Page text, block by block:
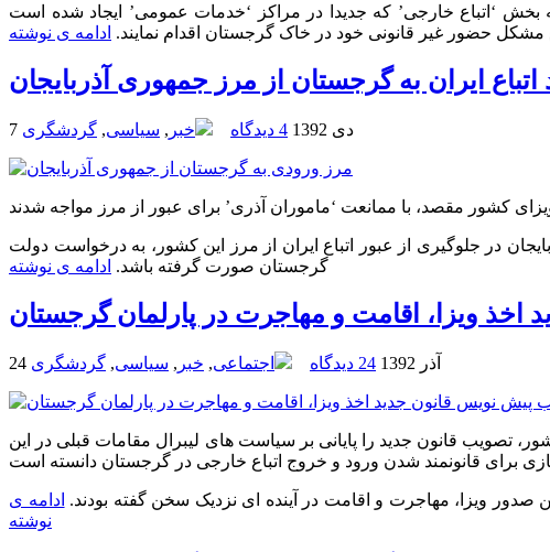
بخش ‘اتباع خارجی’ که جدیدا در مراکز ‘خدمات عمومی’ ایجاد شده است
حضور غیر قانونی خود در خاک گرجستان اقدام نمایند. ادامه ی نوشته
ایران به گرجستان از مرز جمهوری آذربایجان
7 دی 1392 4 دیدگاه خبر , سیاسی, گردشگری
در جلوگیری از عبور اتباع ایران از مرز این کشور، به درخواست دولت
گرجستان صورت گرفته باشد. ادامه ی نوشته
ویزا، اقامت و مهاجرت در پارلمان گرجستان
24 آذر 1392 24 دیدگاه اجتماعی, خبر , سیاسی, گردشگری
تصویب قانون جدید را پایانی بر سیاست های لیبرال مقامات قبلی در این
صدور ویزا، مهاجرت و اقامت در آینده ای نزدیک سخن گفته بودند. ادامه ی
نوشته